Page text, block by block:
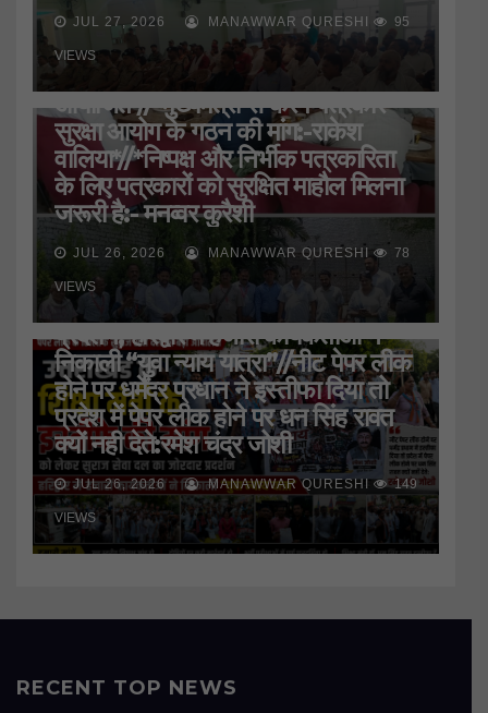
JUL 27, 2026 MANAWWAR QURESHI 95
VIEWS
HARIDWAR STATE UTTARAKHAND
जिला प्रेस क्लब की बैठक
आयोजित*//*मुख्यमंत्री से करेंगे पत्रकार
सुरक्षा आयोग के गठन की मांग:-राकेश
वालिया*//*निष्पक्ष और निर्भीक पत्रकारिता
के लिए पत्रकारों को सुरक्षित माहौल मिलना
जरूरी है:- मनव्वर कुरैशी
JUL 26, 2026 MANAWWAR QURESHI 78
VIEWS
HARIDWAR STATE UTTAR PRADESH
उत्तराखंड के शिक्षा मंत्री के इस्तीफे की मांग
को लेकर सुराज सेवा दल ने जमकर किया
प्रदर्शन, हरिद्वार मे हजारों कार्यकर्ताओं ने
निकाली “युवा न्याय यात्रा”//नीट पेपर लीक
होने पर धर्मेंद्र प्रधान ने इस्तीफा दिया तो
प्रदेश में पेपर लीक होने पर धन सिंह रावत
क्यों नही देते:रमेश चंद्र जोशी
JUL 26, 2026 MANAWWAR QURESHI 149
VIEWS
RECENT TOP NEWS